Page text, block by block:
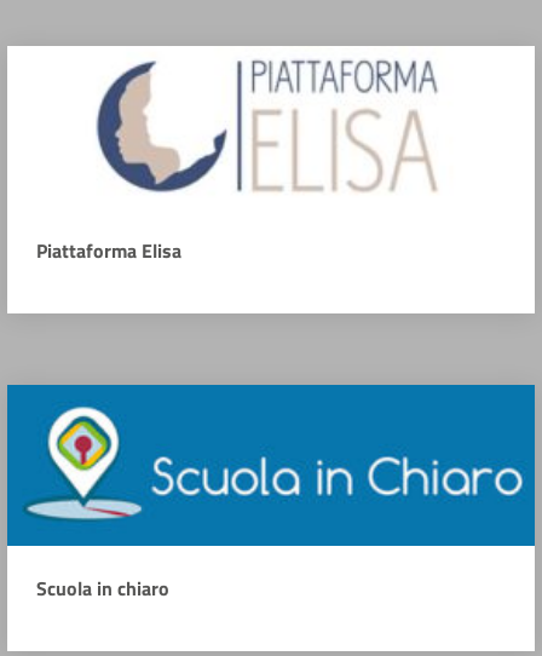
Piattaforma Elisa
Scuola in chiaro